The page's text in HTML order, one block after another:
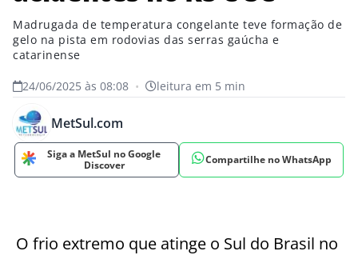
Madrugada de temperatura congelante teve formação de
gelo na pista em rodovias das serras gaúcha e
catarinense
24/06/2025 às 08:08 • leitura em 5 min
MetSul.com
Siga a MetSul no Google
Discover
Compartilhe no WhatsApp
O frio extremo que atinge o Sul do Brasil no